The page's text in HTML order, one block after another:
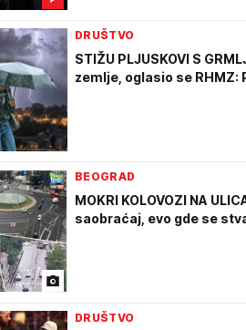
DRUŠTVO
STIŽU PLJUSKOVI S
zemlje, oglasio se RHMZ:
BEOGRAD
MOKRI KOLOVOZI NA
saobraćaj, evo gde se
DRUŠTVO